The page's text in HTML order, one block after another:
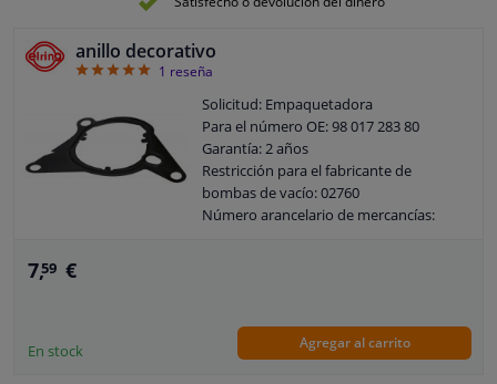
anillo decorativo
51 reseña
Solicitud: Empaquetadora
Para el número OE: 98 017 283 80
Garantía: 2 años
Restricción para el fabricante de
bombas de vacío: 02760
Número arancelario de mercancías:
7,59 €
En stock Agregar al carrito